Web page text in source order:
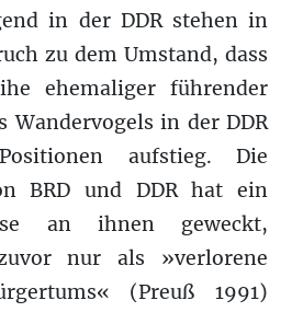
in der DDR stehen in
zu dem Umstand, dass
ehemaliger führender
Wandervogels in der DDR
aufstieg. Die
BRD und DDR hat ein
an ihnen geweckt,
nur als »verlorene
(Preuß 1991)